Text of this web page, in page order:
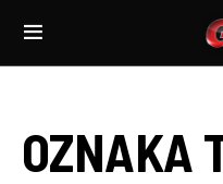
OZNAKA